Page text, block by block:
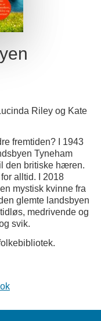
Riley og Kate
fremtiden? I 1943
Tyneham
den britiske hæren.
alltid. I 2018
mystisk kvinne fra
glemte landsbyen
medrivende og
svik.